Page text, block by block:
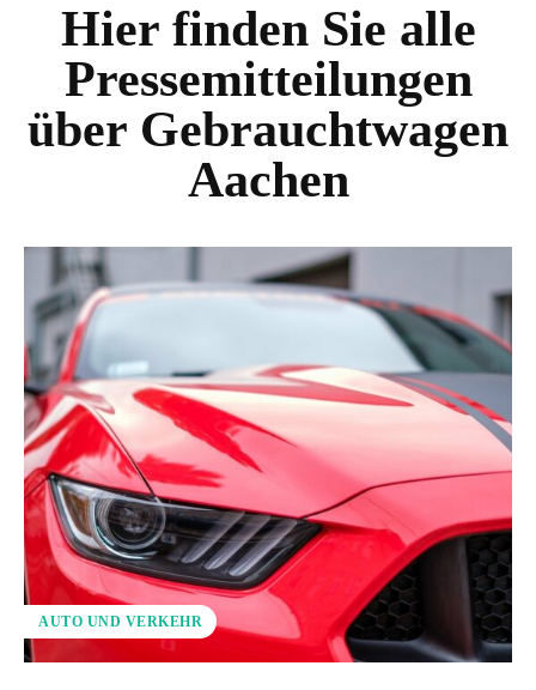
Hier finden Sie alle
Pressemitteilungen
über Gebrauchtwagen
Aachen
AUTO UND VERKEHR